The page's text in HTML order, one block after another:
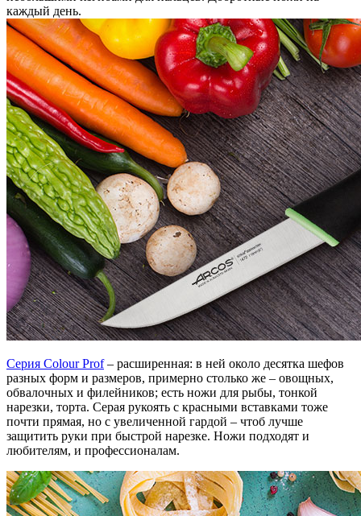
каждый день.
Серия Colour Prof– расширенная: в ней около десятка шефов
разных форм и размеров, примерно столько же – овощных,
обвалочных и филейников; есть ножи для рыбы, тонкой
нарезки, торта. Серая рукоять с красными вставками тоже
почти прямая, но с увеличенной гардой – чтоб лучше
защитить руки при быстрой нарезке. Ножи подходят и
любителям, и профессионалам.